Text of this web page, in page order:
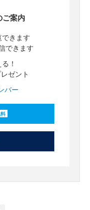
ご案内
できます
できます
！
ゼント
バー